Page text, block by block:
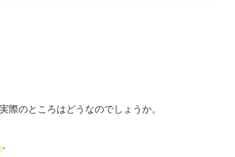
際のところはどうなのでしょうか。
。